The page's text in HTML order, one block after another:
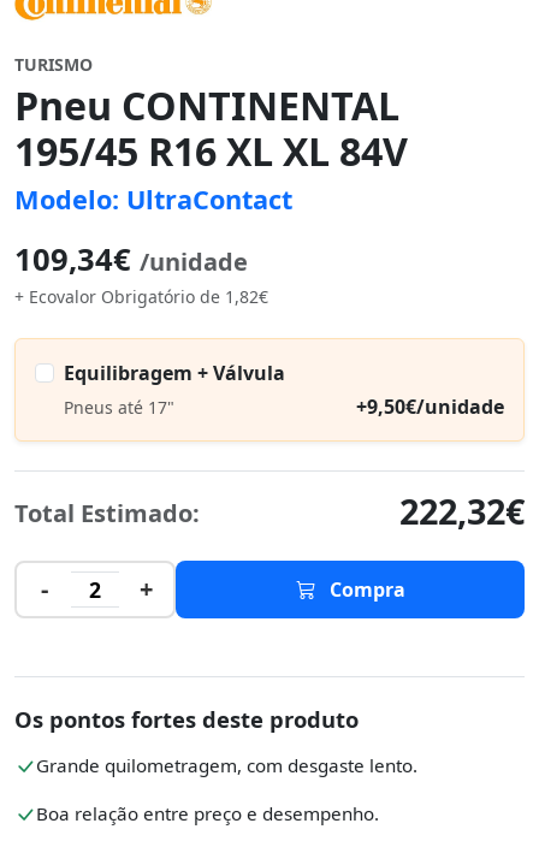
TURISMO
Pneu CONTINENTAL
195/45 R16 XL XL 84V
Modelo: UltraContact
109,34€ /unidade
+ Ecovalor Obrigatório de 1,82€
Equilibragem + Válvula
Pneus até 17" +9,50€/unidade
Total Estimado: 222,32€
- 2 + Compra
Os pontos fortes deste produto
Grande quilometragem, com desgaste lento.
Boa relação entre preço e desempenho.